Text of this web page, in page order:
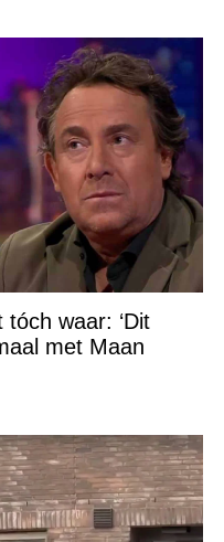
waar: ‘Dit
met Maan